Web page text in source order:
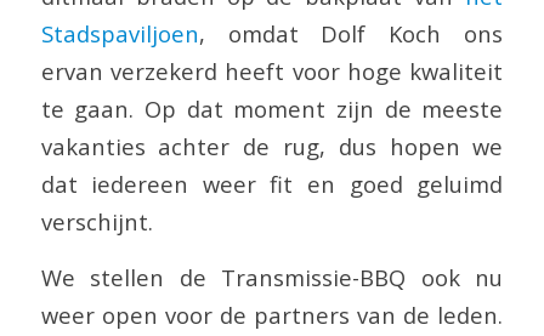
Stadspaviljoen, omdat Dolf Koch ons
ervan verzekerd heeft voor hoge kwaliteit
te gaan. Op dat moment zijn de meeste
vakanties achter de rug, dus hopen we
dat iedereen weer fit en goed geluimd
verschijnt.
We stellen de Transmissie-BBQ ook nu
weer open voor de partners van de leden.